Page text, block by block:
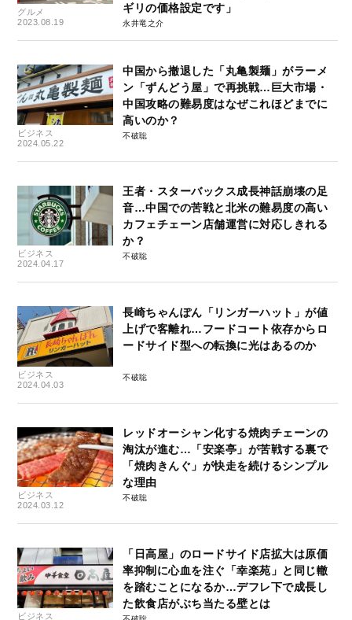
グルメ
2023.08.19
ギリの価格設定です」
永井竜之介
ビジネス
2024.05.22
中国から撤退した「丸亀製麺」がラーメ
ン「ずんどう屋」で再挑戦…巨大市場・
中国攻略の難易度はなぜこれほどまでに
高いのか？
不破聡
ビジネス
2024.04.17
王者・スターバックス成長神話崩壊の足
音…中国での苦戦と北米の難易度の高い
カフェチェーン店舗運営に対応しきれる
か？
不破聡
ビジネス
2024.04.03
長崎ちゃんぽん「リンガーハット」が値
上げで客離れ…フードコート依存からロ
ードサイド型への転換に光はあるのか
不破聡
ビジネス
2024.03.12
レッドオーシャン化する焼肉チェーンの
淘汰が進む…「安楽亭」が苦戦する裏で
「焼肉きんぐ」が快走を続けるシンプル
な理由
不破聡
ビジネス
「日高屋」のロードサイド店拡大は原価
率抑制に心血を注ぐ「幸楽苑」と同じ轍
を踏むことになるか…デフレ下で成長し
た飲食店がぶち当たる壁とは